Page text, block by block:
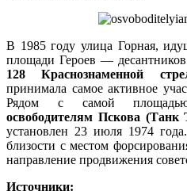
В 1985 году улица Горная,
площади Героев —
128 Краснознаменной
принимала самое активное
Рядом с самой
освободителям Пскова (Танк
установлен 23 июля 1974
близости с местом
направление продвижения
Источники: